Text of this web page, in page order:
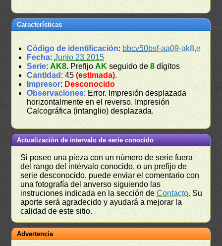
Características
Código de identificación: bbcv50bsf-aa09-ak8,e
Fecha:Junio 23 2015
Serie:AK8. PrefijoAK seguido de8 dígitos
Cantidad : 45(estimada).
Impresor: Desconocido
Observaciones: Error. Impresión desplazada
horizontalmente en el reverso. Impresión
Calcográfica (intanglio) desplazada.
Actualización de intervalo de serie conocido
Si posee una pieza con un número de serie fuera
del rango del intérvalo conocido, o un prefijo de
serie desconocido, puede enviar el comentario con
una fotografía del anverso siguiendo las
instruciones indicada en la sección deContacto. Su
aporte será agradecido y ayudará a mejorar la
calidad de este sitio.
Advertencia